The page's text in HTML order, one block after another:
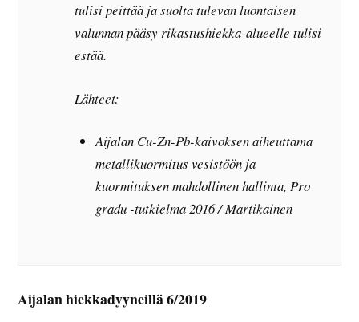
tulisi peittää ja suolta tulevan luontaisen
valunnan pääsy rikastushiekka-alueelle tulisi
estää.
Lähteet:
Aijalan Cu-Zn-Pb-kaivoksen aiheuttama
metallikuormitus vesistöön ja
kuormituksen mahdollinen hallinta, Pro
gradu -tutkielma 2016 / Martikainen
Aijalan hiekkadyyneillä 6/2019